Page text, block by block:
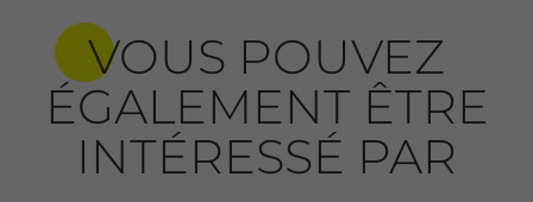
VOUS POUVEZ
ÉGALEMENT ÊTRE
INTÉRESSÉ PAR